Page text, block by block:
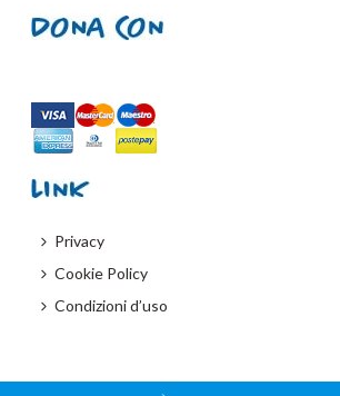
Privacy
Cookie Policy
Condizioni d’uso